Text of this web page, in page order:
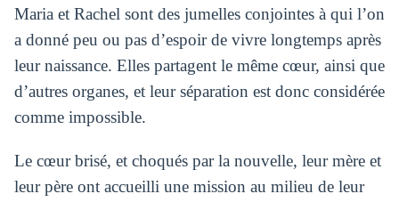
Maria et Rachel sont des jumelles conjointes à qui l’on
a donné peu ou pas d’espoir de vivre longtemps après
leur naissance. Elles partagent le même cœur, ainsi que
d’autres organes, et leur séparation est donc considérée
comme impossible.
Le cœur brisé, et choqués par la nouvelle, leur mère et
leur père ont accueilli une mission au milieu de leur